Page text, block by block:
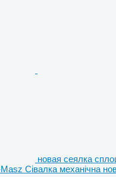
новая сеялка
Сівалка механічна